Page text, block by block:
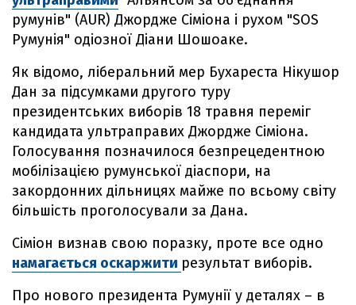
румунів" (AUR) Джордже Сіміона і рухом "SOS
Румунія" одіозної Діани Шошоаке.
Як відомо, ліберальний мер Бухареста Нікушор
Дан за підсумками другого туру
президентських виборів 18 травня переміг
кандидата ультраправих Джордже Сіміона.
Голосування позначилося безпрецедентною
мобілізацією румунської діаспори, на
закордонних дільницях майже по всьому світу
більшість проголосували за Дана.
Сіміон визнав свою поразку, проте все одно
намагається оскаржити результат виборів.
Про нового президента Румунії у деталях – в